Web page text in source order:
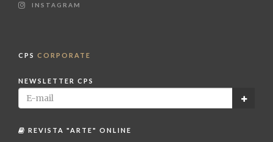
INSTAGRAM
CPS CORPORATE
NEWSLETTER CPS
REVISTA "ARTE" ONLINE